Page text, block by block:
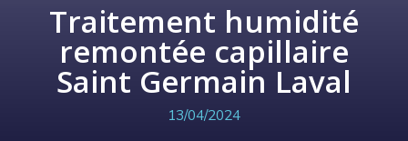
Traitement humidité
remontée capillaire
Saint Germain Laval
13/04/2024